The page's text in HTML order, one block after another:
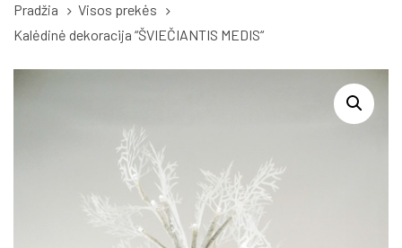
Pradžia
Visos prekės
Kalėdinė dekoracija “ŠVIEČIANTIS MEDIS“